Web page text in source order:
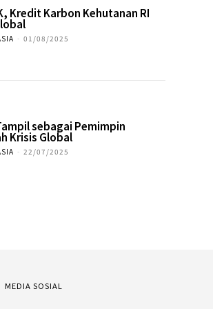
Kredit Karbon Kehutanan RI
- 01/08/2025
sebagai Pemimpin
Krisis Global
- 22/07/2025
MEDIA SOSIAL